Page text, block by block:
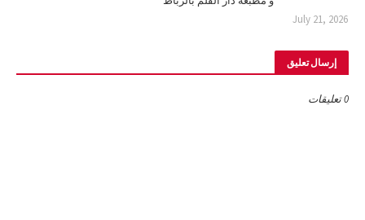
July 21, 2026
إرسال تعليق
0 تعليقات